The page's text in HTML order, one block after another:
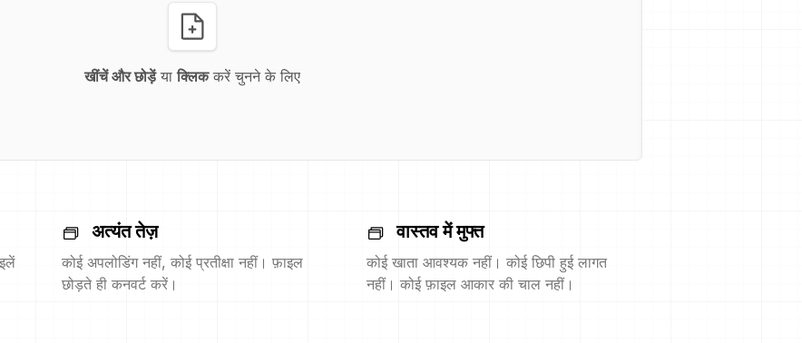
खींचें और छोड़ेंया क्लिककरें चुनने के लिए
अत्यंत तेज़
कोई अपलोडिंग नहीं, कोई प्रतीक्षा नहीं। फ़ाइल
छोड़ते ही कनवर्ट करें।
वास्तव में मुफ्त
कोई खाता आवश्यक नहीं। कोई छिपी हुई लागत
नहीं। कोई फ़ाइल आकार की चाल नहीं।